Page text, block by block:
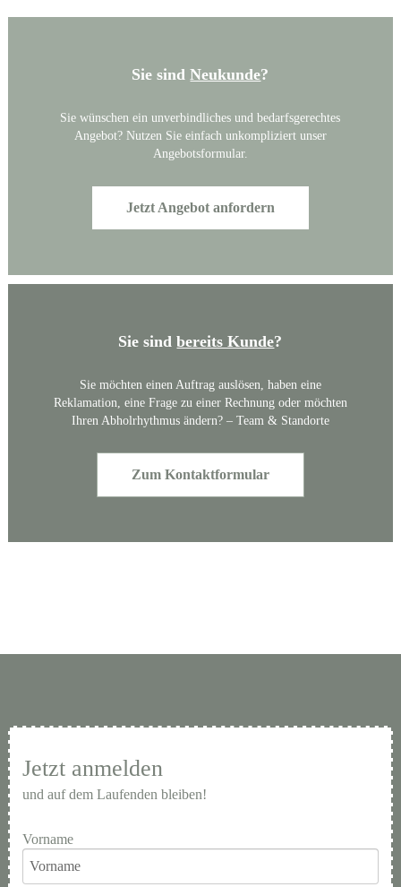
Sie sindNeukunde?
Sie wünschen ein unverbindliches und bedarfsgerechtes
Angebot? Nutzen Sie einfach unkompliziert unser
Angebotsformular.
Jetzt Angebot anfordern
Sie sindbereits Kunde?
Sie möchten einen Auftrag auslösen, haben eine
Reklamation, eine Frage zu einer Rechnung oder möchten
Ihren Abholrhythmus ändern? – Team & Standorte
Zum Kontaktformular
Jetzt anmelden
und auf dem Laufenden bleiben!
Vorname